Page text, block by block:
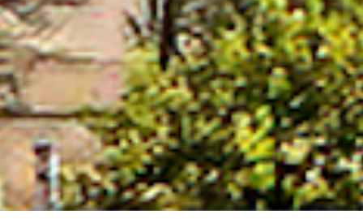
Accueil>Camping et Location de vacances Seasonova>>
Barberousse